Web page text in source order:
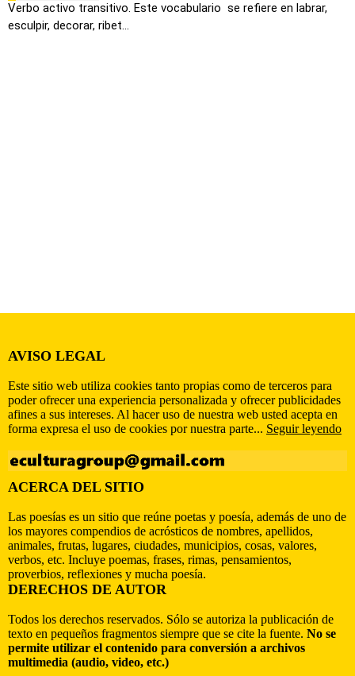
Verbo activo transitivo. Este vocabulario se refiere en labrar,
esculpir, decorar, ribet...
AVISO LEGAL
Este sitio web utiliza cookies tanto propias como de terceros para
poder ofrecer una experiencia personalizada y ofrecer publicidades
afines a sus intereses. Al hacer uso de nuestra web usted acepta en
forma expresa el uso de cookies por nuestra parte... Seguir leyendo
ACERCA DEL SITIO
Las poesías es un sitio que reúne poetas y poesía, además de uno de
los mayores compendios de acrósticos de nombres, apellidos,
animales, frutas, lugares, ciudades, municipios, cosas, valores,
verbos, etc. Incluye poemas, frases, rimas, pensamientos,
proverbios, reflexiones y mucha poesía.
DERECHOS DE AUTOR
Todos los derechos reservados. Sólo se autoriza la publicación de
texto en pequeños fragmentos siempre que se cite la fuente. No se
permite utilizar el contenido para conversión a archivos
multimedia (audio, video, etc.)